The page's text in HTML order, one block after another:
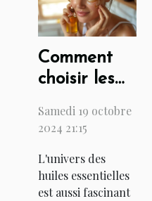
Comment
choisir les
essentielles
soins
cosmétiques
Samedi 19 octobre
2024 21:15
L'univers des
huiles essentielles
est aussi fascinant